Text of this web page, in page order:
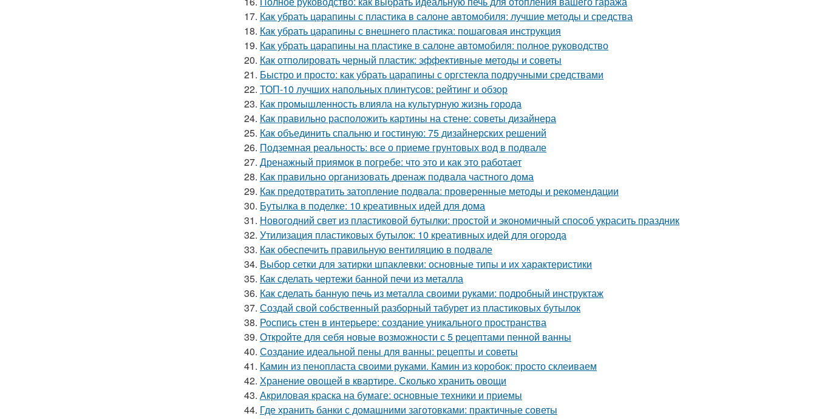
17. Как убрать царапины с пластика в салоне автомобиля: лучшие методы и средства
18. Как убрать царапины с внешнего пластика: пошаговая инструкция
19. Как убрать царапины на пластике в салоне автомобиля: полное руководство
20. Как отполировать черный пластик: эффективные методы и советы
21. Быстро и просто: как убрать царапины с оргстекла подручными средствами
22. ТОП-10 лучших напольных плинтусов: рейтинг и обзор
23. Как промышленность влияла на культурную жизнь города
24. Как правильно расположить картины на стене: советы дизайнера
25. Как объединить спальню и гостиную: 75 дизайнерских решений
26. Подземная реальность: все о приеме грунтовых вод в подвале
27. Дренажный приямок в погребе: что это и как это работает
28. Как правильно организовать дренаж подвала частного дома
29. Как предотвратить затопление подвала: проверенные методы и рекомендации
30. Бутылка в поделке: 10 креативных идей для дома
31. Новогодний свет из пластиковой бутылки: простой и экономичный способ украсить праздник
32. Утилизация пластиковых бутылок: 10 креативных идей для огорода
33. Как обеспечить правильную вентиляцию в подвале
34. Выбор сетки для затирки шпаклевки: основные типы и их характеристики
35. Как сделать чертежи банной печи из металла
36. Как сделать банную печь из металла своими руками: подробный инструктаж
37. Создай свой собственный разборный табурет из пластиковых бутылок
38. Роспись стен в интерьере: создание уникального пространства
39. Откройте для себя новые возможности с 5 рецептами пенной ванны
40. Создание идеальной пены для ванны: рецепты и советы
41. Камин из пенопласта своими руками. Камин из коробок: просто склеиваем
42. Хранение овощей в квартире. Сколько хранить овощи
43. Акриловая краска на бумаге: основные техники и приемы
44. Где хранить банки с домашними заготовками: практичные советы